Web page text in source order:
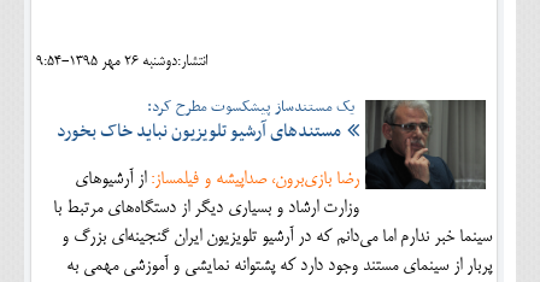
انتشار:دوشنبه 26 مهر 1395-9:54
یک مستندساز پیشکسوت مطرح کرد:
مستندهای آرشیو تلویزیون نباید خاک بخورد
رضا بازی‌برون، صداپیشه و فیلمساز: از آرشیوهای
وزارت ارشاد و بسیاری دیگر از دستگاه‌های مرتبط با
سینما خبر ندارم اما می‌دانم که در آرشیو تلویزیون ایران گنجینه‌ای بزرگ و
پربار از سینمای مستند وجود دارد که پشتوانه نمایشی و آموزشی مهمی به